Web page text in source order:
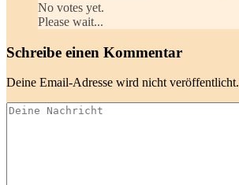
No votes yet.
Please wait...
Schreibe einen Kommentar
Deine Email-Adresse wird nicht veröffentlicht.